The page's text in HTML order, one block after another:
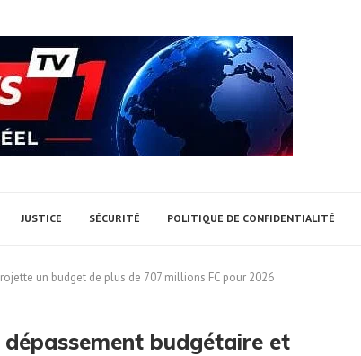
JUSTICE SÉCURITÉ POLITIQUE DE CONFIDENTIALITÉ
un budget de plus de 707 millions FC pour 2026
budgétaire et